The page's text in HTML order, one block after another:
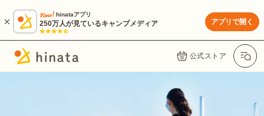
hinataアプリ
250万人が見ているキャンプメディア アプリで開く
公式ストア